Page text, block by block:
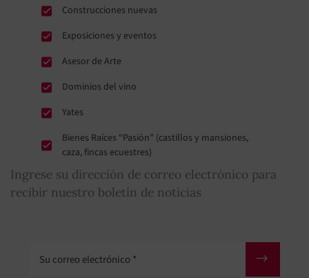
Construcciones nuevas
Exposiciones y eventos
Asesor de Arte
Dominios del vino
Yates
Bienes Raíces “Pasión” (castillos y mansiones,
caza, fincas ecuestres)
Ingrese su dirección de correo electrónico para
recibir nuestro boletín de noticias